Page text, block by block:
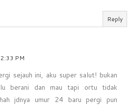
Reply
PM
sejauh ini, aku super salut! bukan
berani dan mau tapi ortu tidak
jdnya umur 24 baru pergi pun